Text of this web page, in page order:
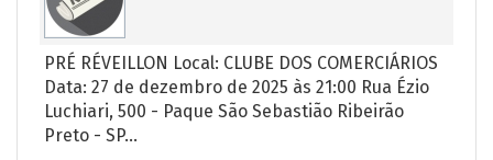
PRÉ RÉVEILLON Local: CLUBE DOS COMERCIÁRIOS
Data: 27 de dezembro de 2025 às 21:00 Rua Ézio
Luchiari, 500 - Paque São Sebastião Ribeirão
Preto - SP...